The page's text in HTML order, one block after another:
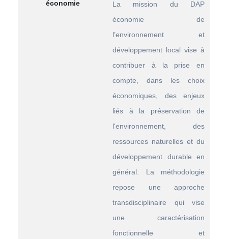
économie
La mission du DAP
économie de
l’environnement et
développement local vise à
contribuer à la prise en
compte, dans les choix
économiques, des enjeux
liés à la préservation de
l'environnement, des
ressources naturelles et du
développement durable en
général. La méthodologie
repose une approche
transdisciplinaire qui vise
une caractérisation
fonctionnelle et